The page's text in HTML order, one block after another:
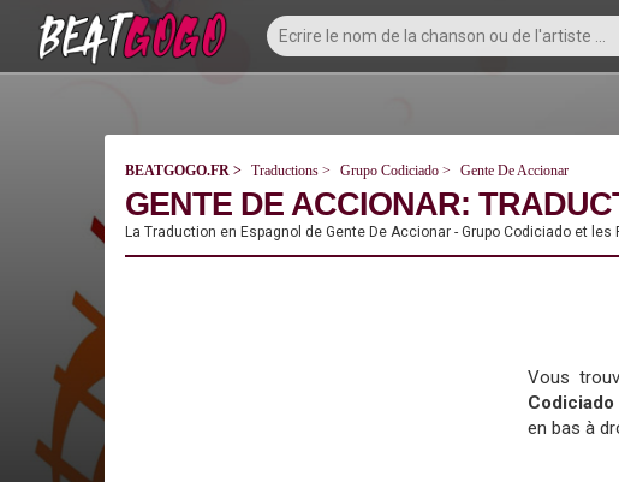
BEATGOGO.FR Traductions Grupo Codiciado Gente De Accionar
GENTE DE ACCIONAR:
La Traduction en Espagnol de Gente De Accionar - Grupo Codiciado et
Vous
Codiciado
en bas à